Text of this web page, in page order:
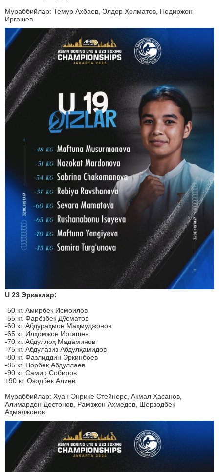
Мураббийлар: Темур Ахбаев, Элдор Ҳолматов, Нодиржон
Иргашев.
U 23 Эркаклар:
-50 кг. Амирбек Исмоилов
-55 кг. Фарёзбек Дўсматов
-60 кг. Абдураҳмон Маҳмуджонов
-65 кг. Илҳомжон Иргашев
-70 кг. Абдуллоҳ Мадаминов
-75 кг. Абдулазиз Абдулҳамидов
-80 кг. Фазлиддин Эркинбоев
-85 кг. Норбек Абдуллаев
-90 кг. Самир Собиров
+90 кг. Озодбек Алиев
Мураббийлар: Хуан Энрике Стейнерс, Акмал Ҳасанов,
Алимардон Достонов, Рамзжон Аҳмедов, Шерзодбек
Аҳмаджонов.